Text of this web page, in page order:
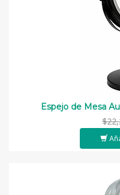
Espejo de Mesa